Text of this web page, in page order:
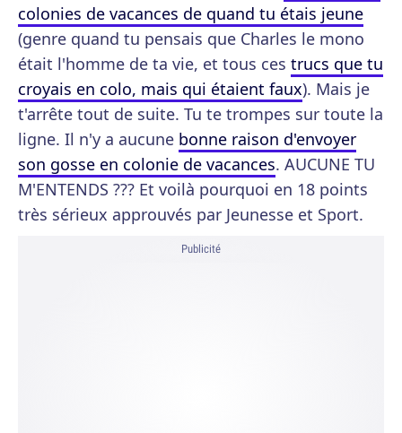
colonies de vacances de quand tu étais jeune
(genre quand tu pensais que Charles le mono
était l'homme de ta vie, et tous ces trucs que tu
croyais en colo, mais qui étaient faux). Mais je
t'arrête tout de suite. Tu te trompes sur toute la
ligne. Il n'y a aucune bonne raison d'envoyer
son gosse en colonie de vacances. AUCUNE TU
M'ENTENDS ??? Et voilà pourquoi en 18 points
très sérieux approuvés par Jeunesse et Sport.
Publicité